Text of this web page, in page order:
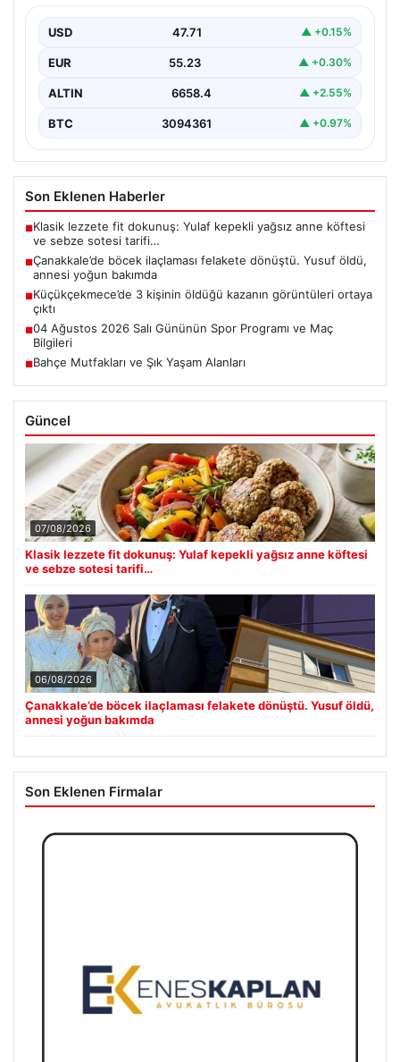
Ölümüne Neden Olan Kaza Güvenlik Kamerası
Görüntüleriyle Ortaya Çıktı",…
USD 47.71 ▲ +0.15%
EUR 55.23 ▲ +0.30%
ALTIN 6658.4 ▲ +2.55%
BTC 3094361 ▲ +0.97%
Son Eklenen Haberler
■Klasik lezzete fit dokunuş: Yulaf kepekli yağsız anne köftesi
ve sebze sotesi tarifi…
■Çanakkale’de böcek ilaçlaması felakete dönüştü. Yusuf öldü,
annesi yoğun bakımda
■Küçükçekmece’de 3 kişinin öldüğü kazanın görüntüleri ortaya
çıktı
■04 Ağustos 2026 Salı Gününün Spor Programı ve Maç
Bilgileri
■Bahçe Mutfakları ve Şık Yaşam Alanları
Güncel
07/08/2026
Klasik lezzete fit dokunuş: Yulaf kepekli yağsız anne köftesi
ve sebze sotesi tarifi…
06/08/2026
Çanakkale’de böcek ilaçlaması felakete dönüştü. Yusuf öldü,
annesi yoğun bakımda
Son Eklenen Firmalar